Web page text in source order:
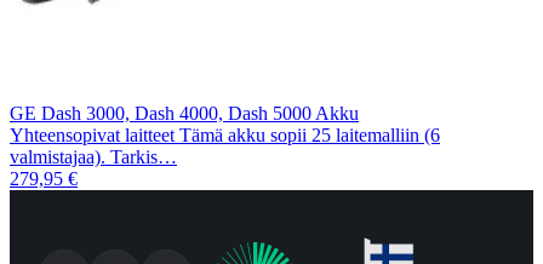
GE Dash 3000, Dash 4000, Dash 5000 Akku
Yhteensopivat laitteet Tämä akku sopii 25 laitemalliin (6
valmistajaa). Tarkis…
279,95 €